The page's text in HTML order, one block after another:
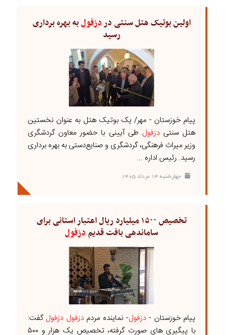
اولین بوتیک هتل سنتی دردزفولبه بهره برداری
رسید
پیام خوزستان - مهر/ یک بوتیک هتل به عنوان نخستین
هتل سنتیدزفول طی آیینی با حضور معاون گردشگری
وزیر میراث‌ فرهنگی، گردشگری و صنایع‌دستی به بهره برداری
رسید. رئیس اداره ...
چهارشنبه ۱۴ مرداد ۱۴۰۵
تخصیص ۱۵۰۰ میلیارد ریال اعتبار استانی برای
ساماندهی بافت قدیم دزفول
پیام خوزستان -دزفول- نماینده مردمدزفول دزفول گفت:
با پیگیری های صورت گرفته، تخصیص یک هزار و ۵۰۰